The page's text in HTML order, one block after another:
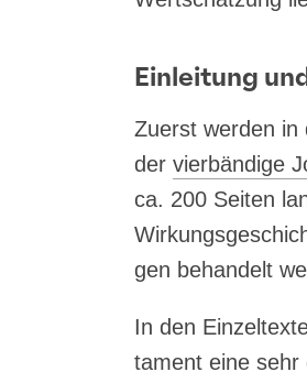
Einleitung
Zuerst wer­den in
der vier­bän­di­ge
ca. 200 Sei­ten
gen behan­delt
In den
ta­ment eine sehr